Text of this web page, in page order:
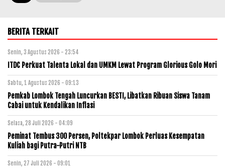
BERITA TERKAIT
Senin, 3 Agustus 2026 - 23:54
ITDC Perkuat Talenta Lokal dan UMKM Lewat Program Glorious Golo Mori
Sabtu, 1 Agustus 2026 - 09:13
Pemkab Lombok Tengah Luncurkan BESTI, Libatkan Ribuan Siswa Tanam
Cabai untuk Kendalikan Inflasi
Selasa, 28 Juli 2026 - 04:09
Peminat Tembus 300 Persen, Poltekpar Lombok Perluas Kesempatan
Kuliah bagi Putra-Putri NTB
Senin, 27 Juli 2026 - 09:01